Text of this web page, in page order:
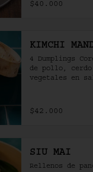
$40.000
KIMCHI
4 Dumplings
de pollo,
vegetales en
$42.000
SIU MAI
Rellenos de